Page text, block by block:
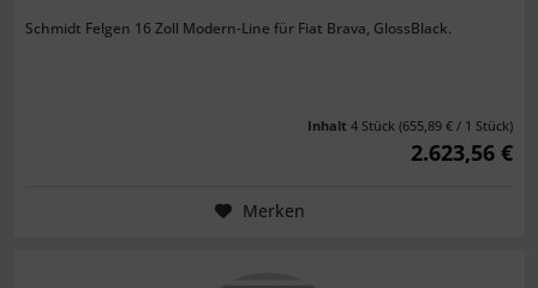
Schmidt Felgen 16 Zoll Modern-Line für Fiat Brava, GlossBlack.
Inhalt 4 Stück (655,89 € / 1 Stück)
2.623,56 €
Merken